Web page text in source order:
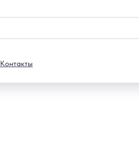
Контакты